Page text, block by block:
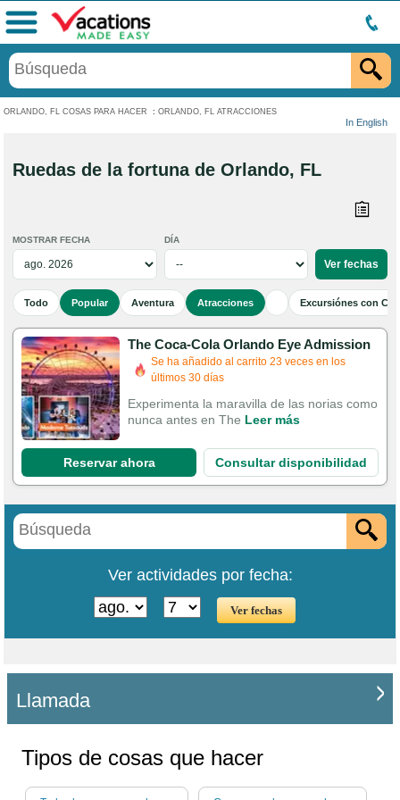
ORLANDO, FL COSAS PARA HACER : ORLANDO, FL ATRACCIONES
In English
Menú
Ruedas de la fortuna de Orlando, FL
MOSTRAR FECHA DÍA
Todo Popular Aventura Atracciones Excursiónes con
The Coca-Cola Orlando Eye Admission
Se ha añadido al carrito 23 veces en los
últimos 30 días
Experimenta la maravilla de las norias como
nunca antes en The Leer más
Reservar ahora Consultar disponibilidad
Ver actividades por fecha:
Llamada
Tipos de cosas que hacer